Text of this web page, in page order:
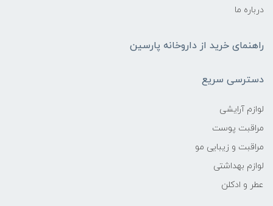
درباره ما
راهنمای خرید از داروخانه پارسین
دسترسی سریع
لوازم آرایشی
مراقبت پوست
مراقبت و زیبایی مو
لوازم بهداشتی
عطر و ادکلن